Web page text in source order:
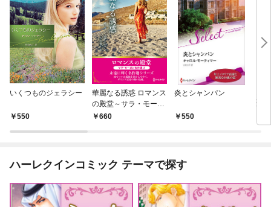
いくつものジェラシー
550
華麗なる誘惑 ロマンス
の殿堂～サラ・モーガ
ン名作選 2～【ハーレ
660
炎とシャンパン
550
聖
マ
ハーレクインコミック テーマで探す